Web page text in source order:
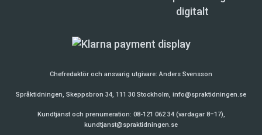
digitalt
Chefredaktör och ansvarig utgivare:Anders Svensson
Språktidningen, Skeppsbron 34, 111 30 Stockholm, info@spraktidningen.se
Kundtjänst och prenumeration: 08-121 062 34 (vardagar 8–17),
kundtjanst@spraktidningen.se